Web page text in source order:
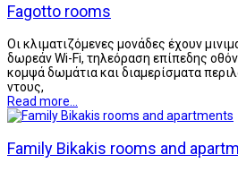
Fagotto rooms
Οι κλιματιζόμενες μονάδες έχουν
δωρεάν Wi-Fi, τηλεόραση επίπεδης
κομψά δωμάτια και διαμερίσματα
ντους,
Read more...
Family Bikakis rooms and